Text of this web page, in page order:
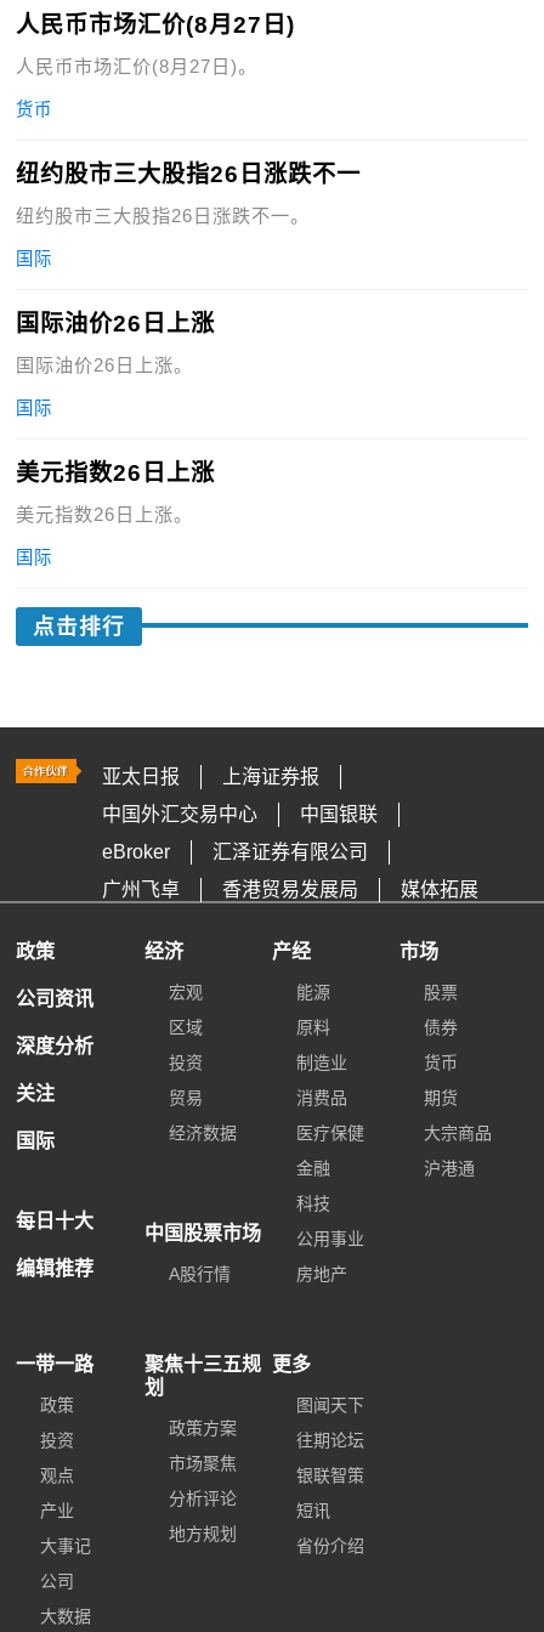
人民币市场汇价(8月27日)
人民币市场汇价(8月27日)。
货币
纽约股市三大股指26日涨跌不一
纽约股市三大股指26日涨跌不一。
国际
国际油价26日上涨
国际油价26日上涨。
国际
美元指数26日上涨
美元指数26日上涨。
国际
点击排行
亚太日报
上海证券报
中国外汇交易中心
中国银联
eBroker
汇泽证券有限公司
广州飞卓
香港贸易发展局 媒体拓展
政策
公司资讯
深度分析
关注
国际
每日十大
编辑推荐
经济
宏观
区域
投资
贸易
经济数据
中国股票市场
A股行情
产经
能源
原料
制造业
消费品
医疗保健
金融
科技
公用事业
房地产
市场
股票
债券
货币
期货
大宗商品
沪港通
一带一路
政策
投资
观点
产业
大事记
公司
大数据
聚焦十三五规
划
政策方案
市场聚焦
分析评论
地方规划
更多
图闻天下
往期论坛
银联智策
短讯
省份介绍